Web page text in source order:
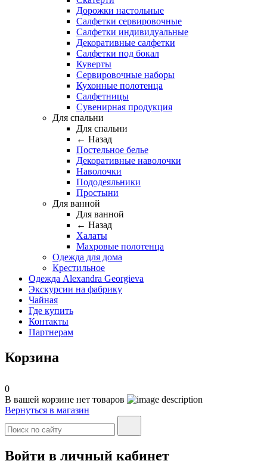
Дорожки настольные
Салфетки сервировочные
Салфетки индивидуальные
Декоративные салфетки
Салфетки под бокал
Куверты
Сервировочные наборы
Кухонные полотенца
Салфетницы
Сувенирная продукция
Для спальни
Для спальни
← Назад
Постельное белье
Декоративные наволочки
Наволочки
Пододеяльники
Простыни
Для ванной
Для ванной
← Назад
Халаты
Махровые полотенца
Одежда для дома
Крестильное
Одежда Alexandra Georgieva
Экскурсии на фабрику
Чайная
Где купить
Контакты
Партнерам
Корзина
0
В вашей корзине нет товаров
Вернуться в магазин
Войти в личный кабинет